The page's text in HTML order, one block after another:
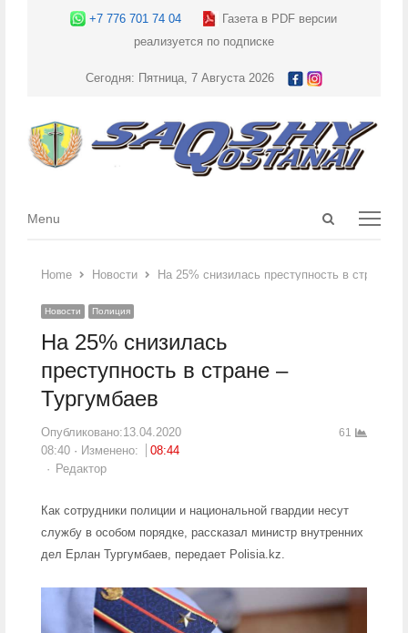
+7 776 701 74 04
Газета в PDF версии
реализуется по подписке
Сегодня: Пятница, 7 Августа 2026
Open
Menu
Menu
Home Новости На 25% снизилась преступность в стране –
Новости Полиция
На 25% снизилась
преступность в стране –
Тургумбаев
Опубликовано:13.04.2020
08:40
Изменено:
08:44
Author
Редактор
61
Как сотрудники полиции и национальной гвардии несут
службу в особом порядке, рассказал министр внутренних
дел Ерлан Тургумбаев, передает Polisia.kz.